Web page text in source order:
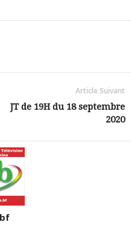
Article Suivant
JT de 19H du 18 septembre
2020